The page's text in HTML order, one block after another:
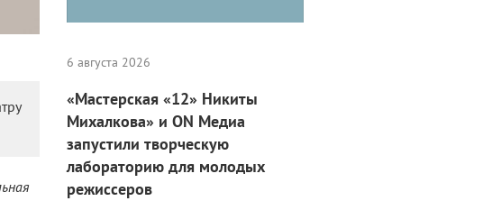
6 августа 2026
«Мастерская «12» Никиты
Михалкова» и ON Медиа
запустили творческую
лабораторию для молодых
режиссеров